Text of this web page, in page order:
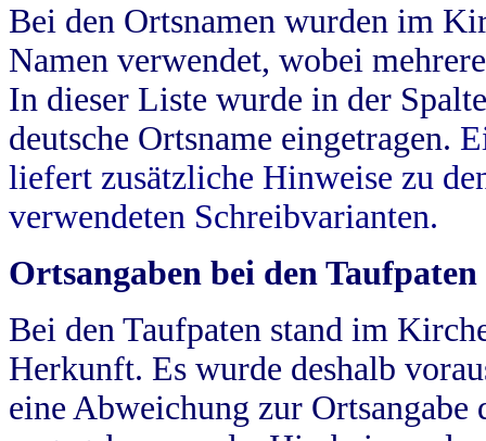
Bei den Ortsnamen wurden im
Namen verwendet, wobei
In dieser Liste wurde in der
deutsche Ortsname eingetragen.
liefert zusätzliche Hinweise zu
verwendeten Schreibvarianten.
Ortsangaben bei den Taufpaten
Bei den Taufpaten stand im
Herkunft. Es wurde deshalb
eine Abweichung zur